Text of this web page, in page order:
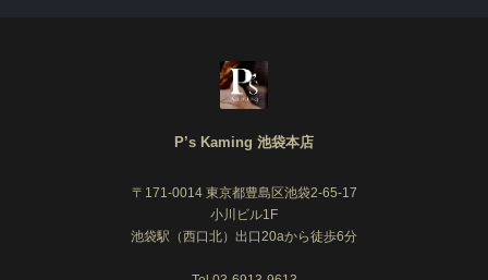
P’s Kaming 池袋本店
〒171-0014 東京都豊島区池袋2-65-17
小川ビル1F
池袋駅（西口北）出口20aから徒歩6分